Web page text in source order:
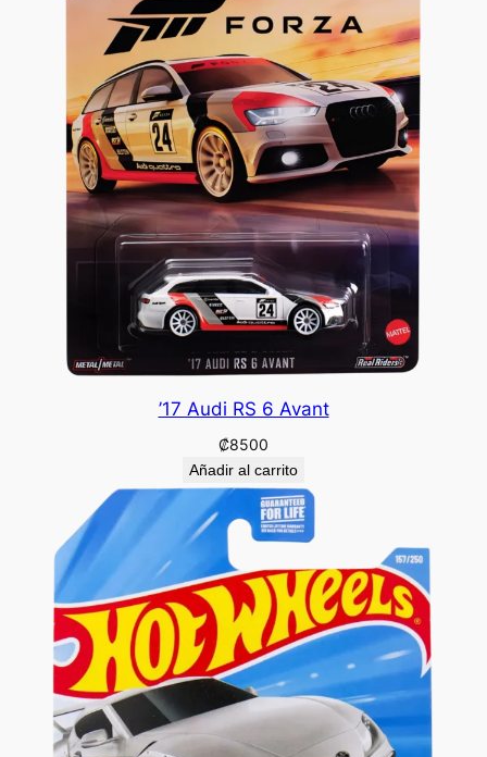
’17 Audi RS 6 Avant
₡8500
Añadir al carrito